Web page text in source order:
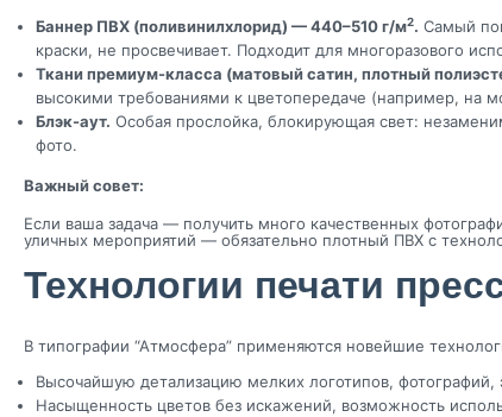
Баннер ПВХ (поливинилхлорид) — 440–510 г/м2. Самый
краски, не просвечивает. Подходит для многоразового
Ткани премиум-класса (матовый сатин, плотный
высокими требованиями к цветопередаче (например, на
Блэк-аут. Особая прослойка, блокирующая свет:
фото.
Важный совет:
Если ваша задача — получить много качественных
уличных мероприятий — обязательно плотный ПВХ с
Технологии печати
В типографии “Атмосфера” применяются новейшие
Высочайшую детализацию мелких логотипов,
Насыщенность цветов без искажений, возможность